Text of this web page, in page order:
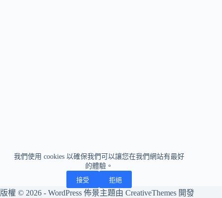
我們使用 cookies 以確保我們可以讓您在我們網站有最好
的體驗。
接受 拒絕
版權 © 2026 - WordPress 佈景主題由 CreativeThemes 開發